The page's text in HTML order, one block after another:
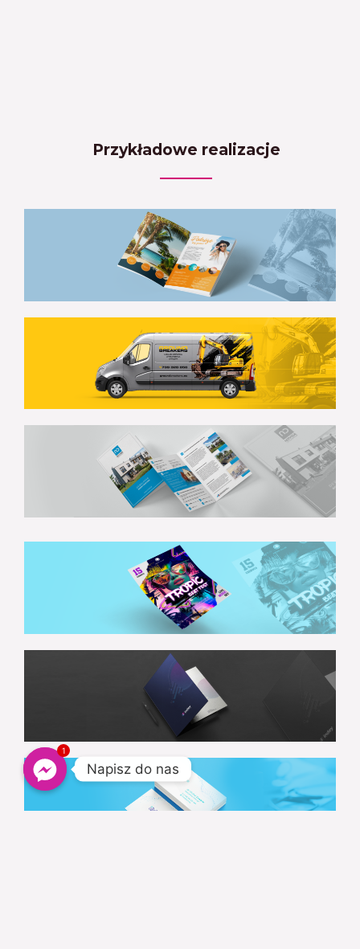
Przykładowe realizacje
1
Napisz do nas